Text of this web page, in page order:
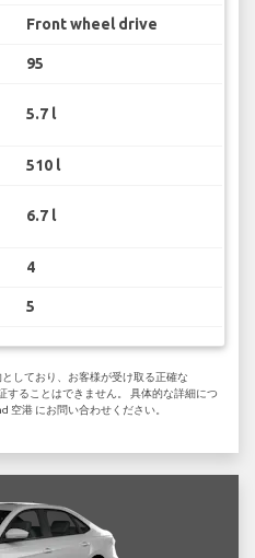
Front wheel drive
95
5.7 l
510 l
6.7 l
4
5
しており、お客様が受け取る正確な
ることはできません。 具体的な詳細につ
空港 にお問い合わせください。